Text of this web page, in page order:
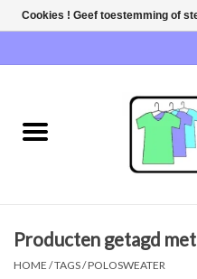
NIEUW!
SWEATERS / SWEATVESTEN
Producten getagd
HOME /TAGS/POLOSWEATER
Cookies ! Geef toestemming of